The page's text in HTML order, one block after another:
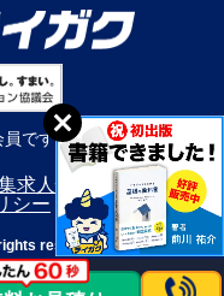
員です
求人情報
利用規約
シー
reserved.